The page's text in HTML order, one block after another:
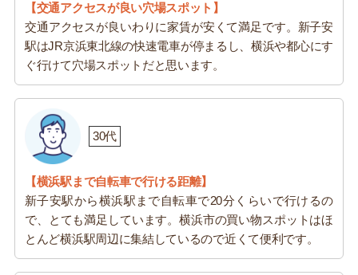
【交通アクセスが良い穴場スポット】
交通アクセスが良いわりに家賃が安くて満足です。新子安
駅はJR京浜東北線の快速電車が停まるし、横浜や都心にす
ぐ行けて穴場スポットだと思います。
30代
【横浜駅まで自転車で行ける距離】
新子安駅から横浜駅まで自転車で20分くらいで行けるの
で、とても満足しています。横浜市の買い物スポットはほ
とんど横浜駅周辺に集結しているので近くて便利です。